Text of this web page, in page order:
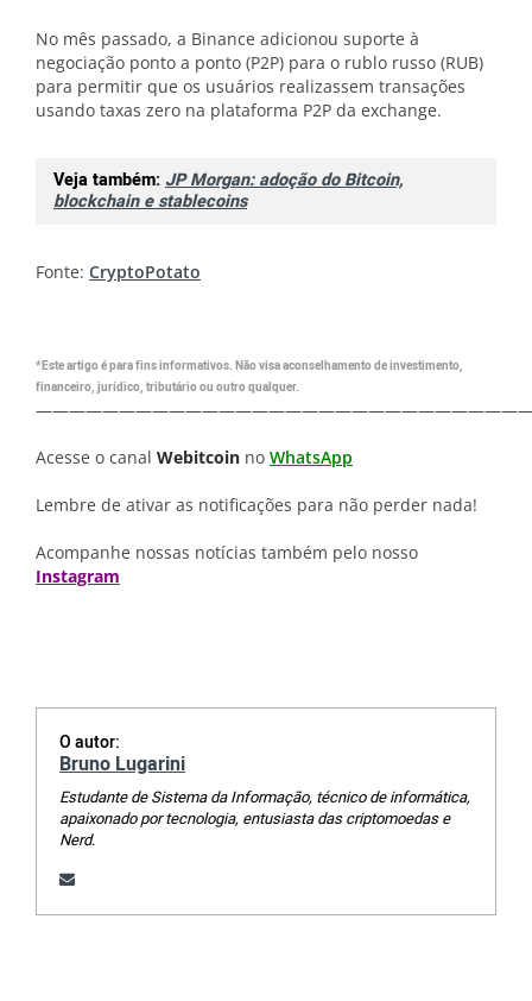
No mês passado, a Binance adicionou suporte à
negociação ponto a ponto (P2P) para o rublo russo (RUB)
para permitir que os usuários realizassem transações
usando taxas zero na plataforma P2P da exchange.
Veja também: JP Morgan: adoção do Bitcoin,
blockchain e stablecoins
Fonte: CryptoPotato
*Este artigo é para fins informativos. Não visa aconselhamento de investimento,
financeiro, jurídico, tributário ou outro qualquer.
Acesse o canal Webitcoin no WhatsApp
Lembre de ativar as notificações para não perder nada!
Acompanhe nossas notícias também pelo nosso
Instagram
O autor:
Bruno Lugarini
Estudante de Sistema da Informação, técnico de informática,
apaixonado por tecnologia, entusiasta das criptomoedas e
Nerd.